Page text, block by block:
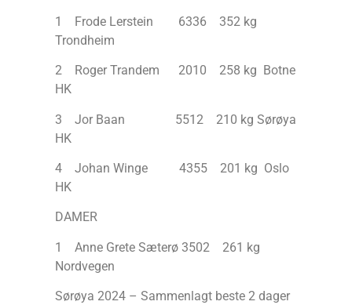
1 Frode Lerstein 6336 352 kg
Trondheim
2 Roger Trandem 2010 258 kg Botne
HK
3 Jor Baan 5512 210 kg Sørøya
HK
4 Johan Winge 4355 201 kg Oslo
HK
DAMER
1 Anne Grete Sæterø 3502 261 kg
Nordvegen
Sørøya 2024 – Sammenlagt beste 2 dager